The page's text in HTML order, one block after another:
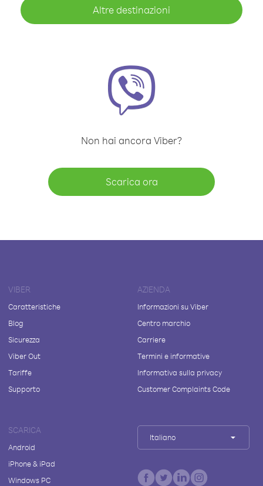
Altre destinazioni
Non hai ancora Viber?
Scarica ora
VIBER
Caratteristiche
Blog
Sicurezza
Viber Out
Tariffe
Supporto
AZIENDA
Informazioni su Viber
Centro marchio
Carriere
Termini e informative
Informativa sulla privacy
Customer Complaints Code
SCARICA
Android
iPhone & iPad
Windows PC
Italiano